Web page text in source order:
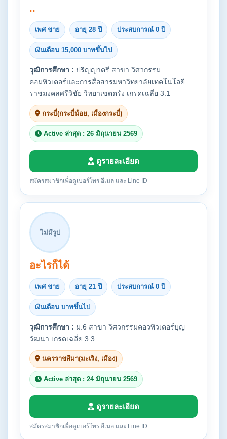
..
เพศ ชาย อายุ 28 ปี ประสบการณ์ 0 ปี
เงินเดือน 15,000 บาทขึ้นไป
วุฒิการศึกษา : ปริญญาตรี สาขา วิศวกรรม
คอมพิวเตอร์และการสื่อสารมหาวิทยาลัยเทคโนโลยี
ราชมงคลศรีวิชัย วิทยาเขตตรัง เกรดเฉลี่ย 3.1
กระบี่(กระบี่น้อย, เมืองกระบี่)
Active ล่าสุด : 26 มิถุนายน 2569
ดูรายละเอียด
สมัครสมาชิกเพื่อดูเบอร์โทร อีเมล และ Line ID
ไม่มีรูป
อะไรก็ได้
เพศ ชาย อายุ 21 ปี ประสบการณ์ 0 ปี
เงินเดือน บาทขึ้นไป
วุฒิการศึกษา : ม.6 สาขา วิศวกรรมคอวพิวเตอร์บุญ
วัฒนา เกรดเฉลี่ย 3.3
นครราชสีมา(มะเริง, เมือง)
Active ล่าสุด : 24 มิถุนายน 2569
ดูรายละเอียด
สมัครสมาชิกเพื่อดูเบอร์โทร อีเมล และ Line ID